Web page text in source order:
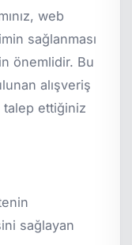
web
sağlanması
önemlidir. Bu
alışveriş
talep ettiğiniz
sağlayan